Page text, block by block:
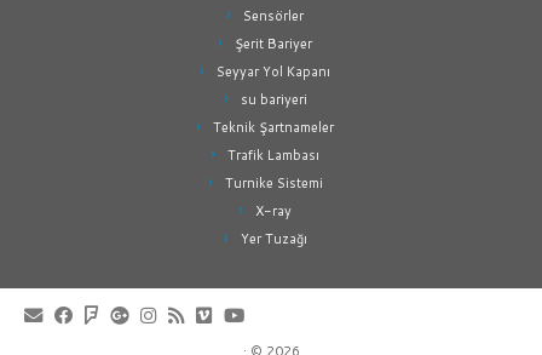
Sensörler
Şerit Bariyer
Seyyar Yol Kapanı
su bariyeri
Teknik Şartnameler
Trafik Lambası
Turnike Sistemi
X-ray
Yer Tuzağı